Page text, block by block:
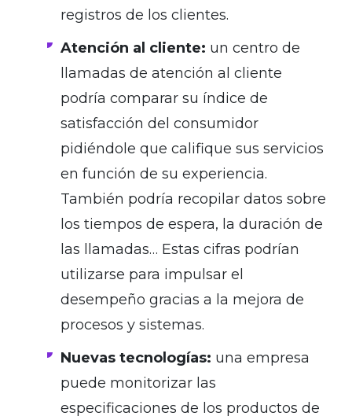
registros de los clientes.
Atención al cliente: un centro de
llamadas de atención al cliente
podría comparar su índice de
satisfacción del consumidor
pidiéndole que califique sus servicios
en función de su experiencia.
También podría recopilar datos sobre
los tiempos de espera, la duración de
las llamadas… Estas cifras podrían
utilizarse para impulsar el
desempeño gracias a la mejora de
procesos y sistemas.
Nuevas tecnologías: una empresa
puede monitorizar las
especificaciones de los productos de